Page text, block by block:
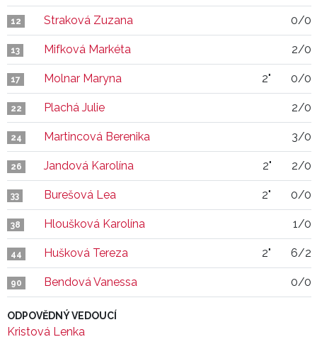
12 Straková Zuzana 0/0
13 Mifková Markéta 2/0
17 Molnar Maryna 2" 0/0
22 Plachá Julie 2/0
24 Martincová Berenika 3/0
26 Jandová Karolína 2" 2/0
33 Burešová Lea 2" 0/0
38 Hloušková Karolína 1/0
44 Hušková Tereza 2" 6/2
90 Bendová Vanessa 0/0
ODPOVĚDNÝ VEDOUCÍ
Kristová Lenka